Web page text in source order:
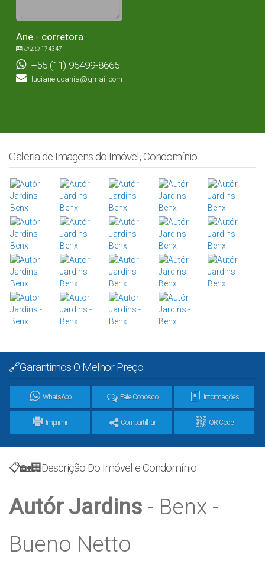
Ane - corretora
CRECI174347
+55 (11) 95499-8665
lucianelucania@gmail.com
Galeria de Imagens do Imóvel, Condomínio
🔗Garantimos O Melhor Preço.
WhatsApp Fale Conosco Informações
Imprimir Compartilhar QR Code
📋🏡🏢Descrição Do Imóvel e Condomínio
Autór Jardins - Benx -
Bueno Netto